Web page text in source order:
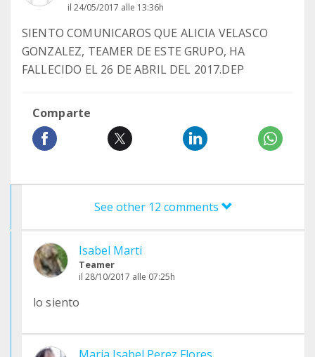
il 24/05/2017 alle 13:36h
SIENTO COMUNICAROS QUE ALICIA VELASCO
GONZALEZ, TEAMER DE ESTE GRUPO, HA
FALLECIDO EL 26 DE ABRIL DEL 2017.DEP
Comparte
See other 12 comments
Isabel Marti
Teamer
il 28/10/2017 alle 07:25h
lo siento